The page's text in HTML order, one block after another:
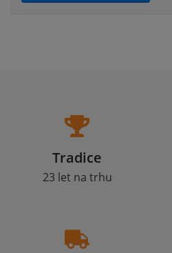
Tradice
23 let na trhu